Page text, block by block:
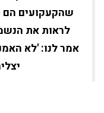
שהקעקועים הם
לראות את
אמר לנו: 'לא